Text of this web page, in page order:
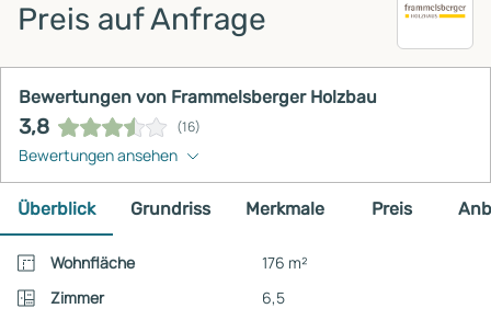
Preis auf Anfrage
Bewertungen von Frammelsberger Holzbau
3,8 (16)
Bewertungen ansehen
Überblick Grundriss Merkmale Preis
Wohnfläche
176 m²
Zimmer
6,5